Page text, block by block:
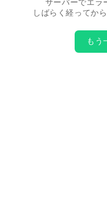
サーバーでエラ
しばらく経ってか
もう